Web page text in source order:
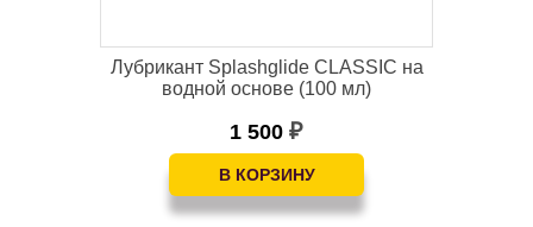
Лубрикант Splashglide CLASSIC на
водной основе (100 мл)
1 500₽